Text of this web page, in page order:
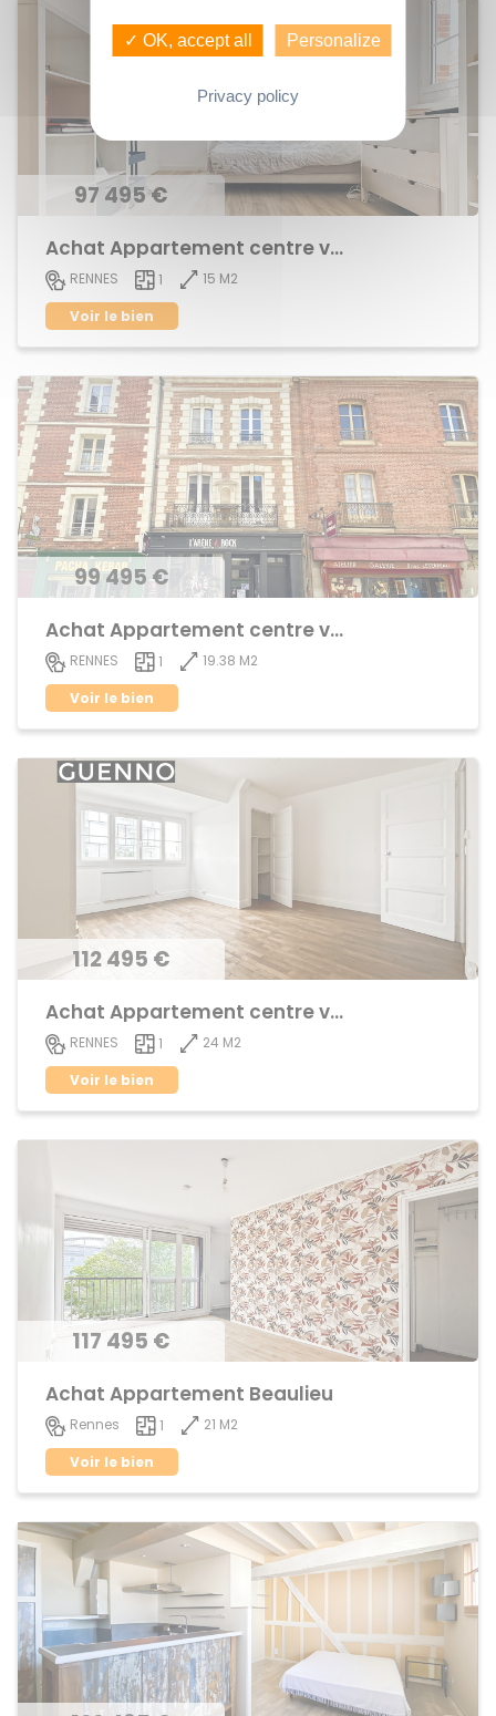
97 495 €
Achat Appartement centre ville
RENNES 1
15 M2
Voir le bien
99 495 €
Achat Appartement centre ville
RENNES 1
19.38 M2
Voir le bien
112 495 €
Achat Appartement centre ville
RENNES 1
24 M2
Voir le bien
117 495 €
Achat Appartement Beaulieu
Rennes 1
21 M2
Voir le bien
✓ OK, accept all Personalize
Privacy policy